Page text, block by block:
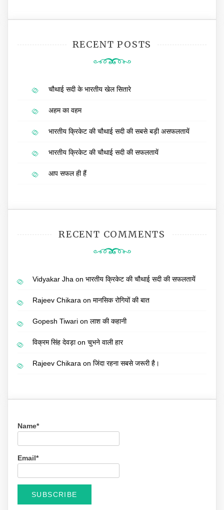
RECENT POSTS
चौथाई सदी के भारतीय खेल सितारे
अहम का वहम
भारतीय क्रिकेट की चौथाई सदी की सबसे बड़ी असफलतायें
भारतीय क्रिकेट की चौथाई सदी की सफलतायें
आप सफल ही हैं
RECENT COMMENTS
Vidyakar Jha on भारतीय क्रिकेट की चौथाई सदी की सफलतायें
Rajeev Chikara on मानसिक रोगियों की बात
Gopesh Tiwari on लाश की कहानी
विक्रम सिंह देवड़ाon चुभने वाली हार
Rajeev Chikara on जिंदा रहना सबसे जरूरी है।
Name*
Email*